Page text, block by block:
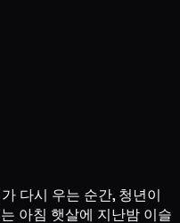
다시 우는 순간, 청년이
아침 햇살에 지난밤 이슬